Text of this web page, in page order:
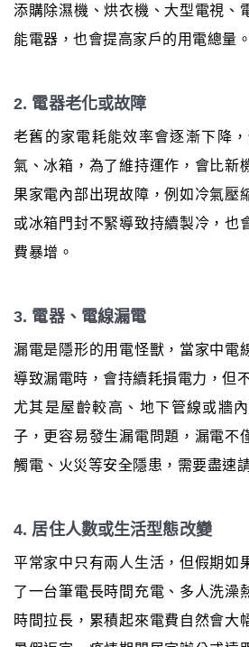
添購除濕機、烘衣機、大型電視、
能電器，也會提高家戶的用電總量。
2. 電器老化或故障
老舊的家電耗能效率會逐漸下降
氣、冰箱，為了維持運作，會比新
果家電內部出現故障，例如冷氣壓
或冰箱門封不緊導致持續製冷，也
費暴增。
3. 電器、電線漏電
漏電是隱形的用電怪獸，當家中電
導致漏電時，會持續耗損電力，但
尤其是屋齡較高、地下管線或牆
子，更容易發生漏電問題，漏電不
觸電、火災等安全隱患，需要盡速
4. 居住人數或生活型態改變
平常家中只有兩人生活，但假期如
了一台筆電長時間充電、多人洗澡
時間拉長，累積起來電費自然會大